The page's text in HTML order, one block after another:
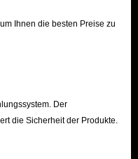
geheimnisvolle Drachenmal
Ihnen die besten Preise zu
Der
die Sicherheit der Produkte.